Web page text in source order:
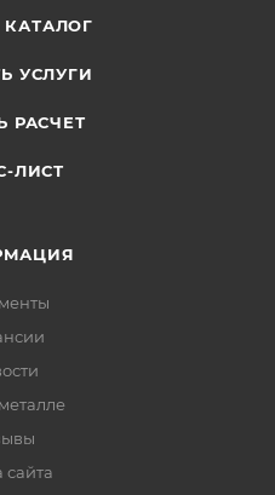
КАТАЛОГ
УСЛУГИ
РАСЧЕТ
ЛИСТ
сайта